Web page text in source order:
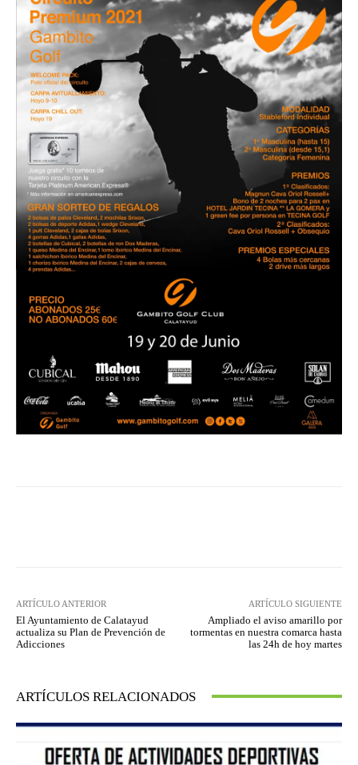
ARTÍCULO ANTERIOR
El Ayuntamiento de Calatayud
actualiza su Plan de Prevención de
Adicciones
ARTÍCULO SIGUIENTE
Ampliado el aviso amarillo por
tormentas en nuestra comarca hasta
las 24h de hoy martes
ARTÍCULOS RELACIONADOS